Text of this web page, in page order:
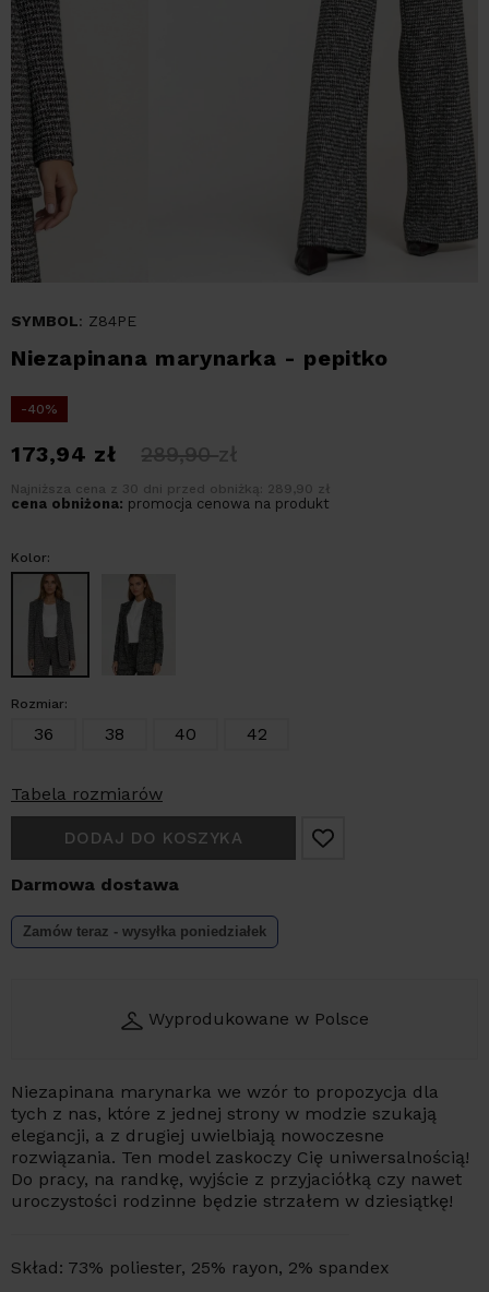
SYMBOL: Z84PE
Niezapinana marynarka - pepitko
-40%
173,94 zł 289,90zł
Najniższa cena z 30 dni przed obniżką: 289,90 zł
cena obniżona: promocja cenowa na produkt
Kolor:
Rozmiar:
36 38 40 42
Tabela rozmiarów
DODAJ DO KOSZYKA
Darmowa dostawa
Zamów teraz - wysyłka poniedziałek
Wyprodukowane w Polsce
Niezapinana marynarka we wzór to propozycja dla
tych z nas, które z jednej strony w modzie szukają
elegancji, a z drugiej uwielbiają nowoczesne
rozwiązania. Ten model zaskoczy Cię uniwersalnością!
Do pracy, na randkę, wyjście z przyjaciółką czy nawet
uroczystości rodzinne będzie strzałem w dziesiątkę!
Skład: 73% poliester, 25% rayon, 2% spandex